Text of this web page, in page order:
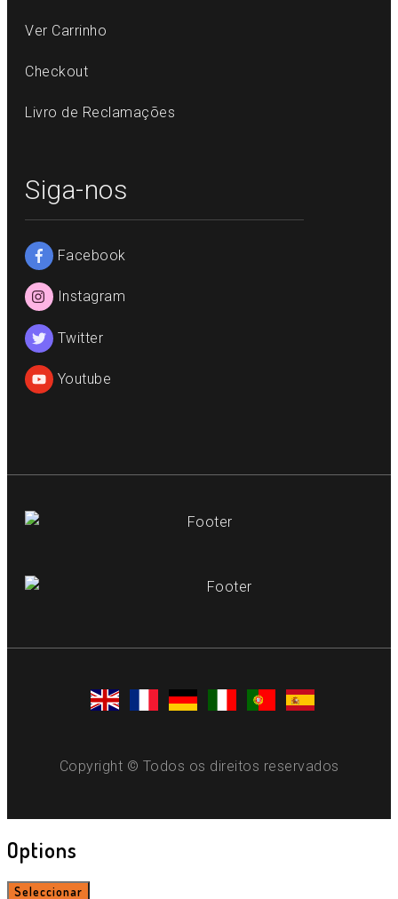
Ver Carrinho
Checkout
Livro de Reclamações
Siga-nos
Facebook
Instagram
Twitter
Youtube
Copyright © Todos os direitos reservados
Options
Seleccionar